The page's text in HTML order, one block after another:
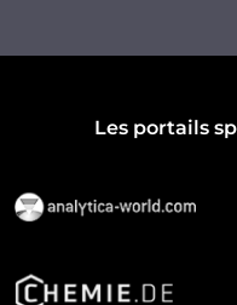
Les portails